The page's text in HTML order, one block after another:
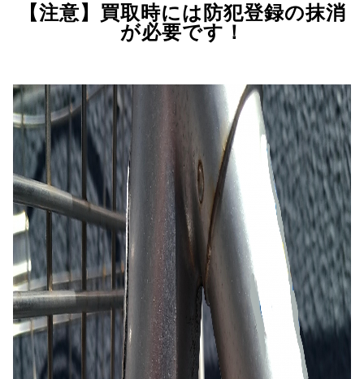
【注意】買取時には防犯登録の抹消
が必要です！